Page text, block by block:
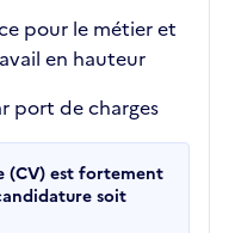
pour le métier et
en hauteur
port de charges
(CV) est fortement
soit